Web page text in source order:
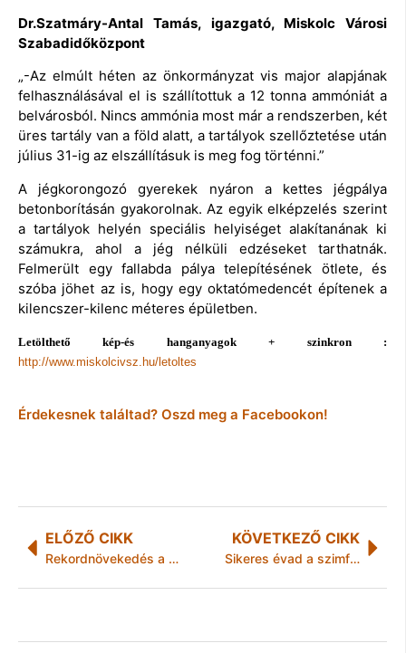
Dr.Szatmáry-Antal Tamás, igazgató, Miskolc Városi
Szabadidőközpont
„-Az elmúlt héten az önkormányzat vis major alapjának
felhasználásával el is szállítottuk a 12 tonna ammóniát a
belvárosból. Nincs ammónia most már a rendszerben, két
üres tartály van a föld alatt, a tartályok szellőztetése után
július 31-ig az elszállításuk is meg fog történni.”
A jégkorongozó gyerekek nyáron a kettes jégpálya
betonborításán gyakorolnak. Az egyik elképzelés szerint
a tartályok helyén speciális helyiséget alakítanának ki
számukra, ahol a jég nélküli edzéseket tarthatnák.
Felmerült egy fallabda pálya telepítésének ötlete, és
szóba jöhet az is, hogy egy oktatómedencét építenek a
kilencszer-kilenc méteres épületben.
Letölthető kép-és hanganyagok + szinkron :
http://www.miskolcivsz.hu/letoltes
Érdekesnek találtad? Oszd meg a Facebookon!
ELŐZŐ CIKK
Rekordnövekedés a mobilinternet-piacon
KÖVETKEZŐ CIKK
Sikeres évad a szimfonikusoknál